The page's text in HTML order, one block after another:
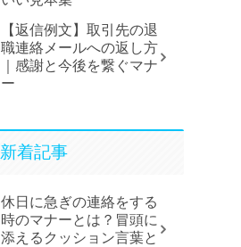
【返信例文】取引先の退
職連絡メールへの返し方
｜感謝と今後を繋ぐマナ
ー
新着記事
休日に急ぎの連絡をする
時のマナーとは？冒頭に
添えるクッション言葉と